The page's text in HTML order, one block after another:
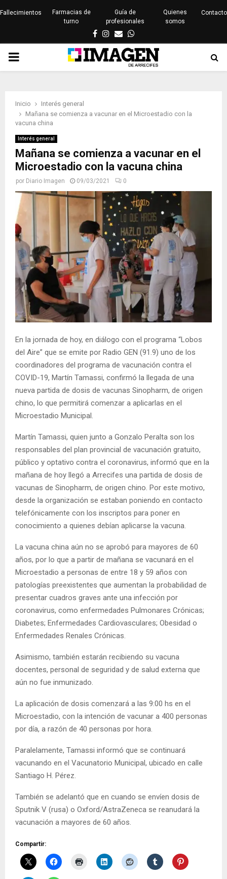
Fallecimientos
Farmacias de
turno
Guía de
profesionales
Quienes
somos
Contacto
Facebook
Instagram
EmailWhatsapp
PRIMARY
Inicio
Interés general
Mañana se comienza a vacunar en el Microestadio con la
vacuna china
Interés general
Mañana se comienza a vacunar en el
Microestadio con la vacuna china
por Diario Imagen 09/03/2021 0
En la jornada de hoy, en diálogo con el programa “Lobos
del Aire” que se emite por Radio GEN (91.9) uno de los
coordinadores del programa de vacunación contra el
COVID-19, Martín Tamassi, confirmó la llegada de una
nueva partida de dosis de vacunas Sinopharm, de origen
chino, lo que permitirá comenzar a aplicarlas en el
Microestadio Municipal.
Martín Tamassi, quien junto a Gonzalo Peralta son los
responsables del plan provincial de vacunación gratuito,
público y optativo contra el coronavirus, informó que en la
mañana de hoy llegó a Arrecifes una partida de dosis de
vacunas de Sinopharm, de origen chino. Por este motivo,
desde la organización se estaban poniendo en contacto
telefónicamente con los inscriptos para poner en
conocimiento a quienes debían aplicarse la vacuna.
La vacuna china aún no se aprobó para mayores de 60
años, por lo que a partir de mañana se vacunará en el
Microestadio a personas de entre 18 y 59 años con
patologías preexistentes que aumentan la probabilidad de
presentar cuadros graves ante una infección por
coronavirus, como enfermedades Pulmonares Crónicas;
Diabetes; Enfermedades Cardiovasculares; Obesidad o
Enfermedades Renales Crónicas.
Asimismo, también estarán recibiendo su vacuna
docentes, personal de seguridad y de salud externa que
aún no fue inmunizado.
La aplicación de dosis comenzará a las 9:00 hs en el
Microestadio, con la intención de vacunar a 400 personas
por día, a razón de 40 personas por hora.
Paralelamente, Tamassi informó que se continuará
vacunando en el Vacunatorio Municipal, ubicado en calle
Santiago H. Pérez.
También se adelantó que en cuando se envíen dosis de
Sputnik V (rusa) o Oxford/AstraZeneca se reanudará la
vacunación a mayores de 60 años.
Compartir: